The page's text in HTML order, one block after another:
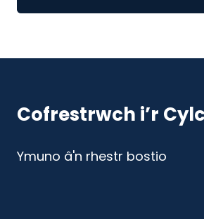
Cofrestrwch i’r
Ymuno â'n rhestr bostio